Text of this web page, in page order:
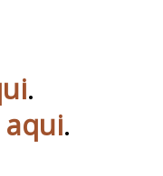
.
aqui.